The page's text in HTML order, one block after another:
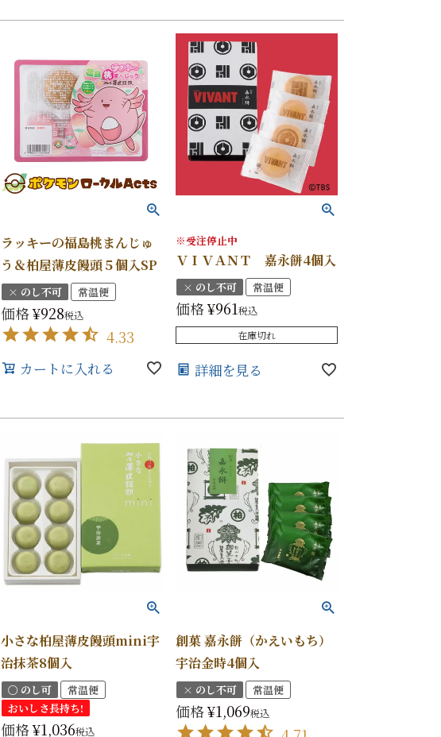
ラッキーの福島桃まんじゅ
う＆柏屋薄皮饅頭５個入SP
× のし不可 常温便
価格¥928税込
4.33
カートに入れる
※受注停止中
ＶＩＶＡＮＴ 嘉永餅4個入
× のし不可 常温便
価格¥961税込
在庫切れ
詳細を見る
小さな柏屋薄皮饅頭mini宇
治抹茶8個入
〇 のし可
常温便
おいしさ長持ち!
価格¥1,036税込
創菓 嘉永餅（かえいもち）
宇治金時4個入
× のし不可 常温便
価格¥1,069税込